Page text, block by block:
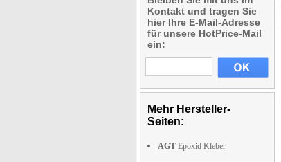
Kontakt und tragen Sie
hier Ihre E-Mail-Adresse
für unsere HotPrice-Mail
ein:
Mehr Hersteller-
Seiten:
AGT Epoxid Kleber